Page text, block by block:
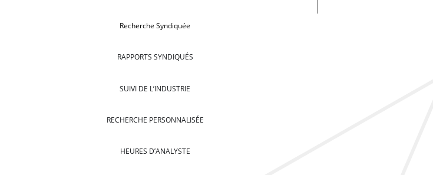
Recherche Syndiquée
RAPPORTS SYNDIQUÉS
SUIVI DE L’INDUSTRIE
RECHERCHE PERSONNALISÉE
HEURES D’ANALYSTE